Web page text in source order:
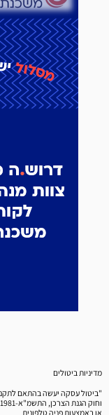
מדיניות ביטולים
או באמצעות פניה טלפונית